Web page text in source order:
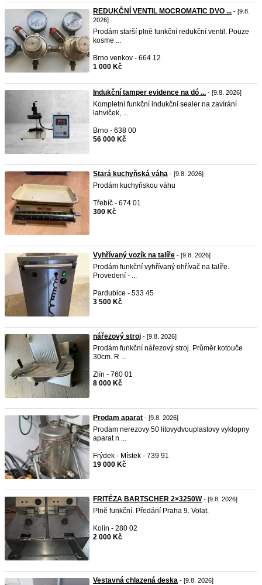
REDUKČNÍ VENTIL MOCROMATIC DVO ... - [9.8.
2026]
Prodám starší plně funkční redukční ventil. Pouze
kosme ...
Brno venkov - 664 12
1 000 Kč
Indukční tamper evidence na dó ... - [9.8. 2026]
Kompletní funkční indukční sealer na zavírání
lahviček, ...
Brno - 638 00
56 000 Kč
Stará kuchyňská váha - [9.8. 2026]
Prodám kuchyňskou váhu
Třebíč - 674 01
300 Kč
Vyhřívaný vozík na talíře - [9.8. 2026]
Prodám funkční vyhřívaný ohřívač na talíře.
Provedení - ...
Pardubice - 533 45
3 500 Kč
nářezový stroj - [9.8. 2026]
Prodám funkční nářezový stroj. Průměr kotouče
30cm. R ...
Zlín - 760 01
8 000 Kč
Prodam aparat - [9.8. 2026]
Prodam nerezovy 50 litovydvouplastovy vyklopny
aparat n ...
Frýdek - Místek - 739 91
19 000 Kč
FRITÉZA BARTSCHER 2×3250W- [9.8. 2026]
Plně funkční. Předání Praha 9. Volat.
Kolín - 280 02
2 000 Kč
Vestavná chlazená deska - [9.8. 2026]